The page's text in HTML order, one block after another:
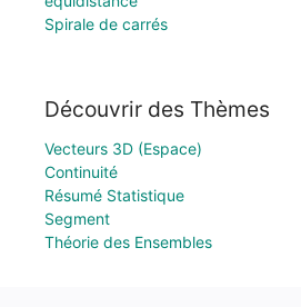
Spirale de carrés
Découvrir des Thèmes
Vecteurs 3D (Espace)
Continuité
Résumé Statistique
Segment
Théorie des Ensembles